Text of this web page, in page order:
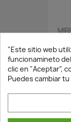
"Este sitio web
funcionamineto
clic en "Aceptar",
Puedes cambiar